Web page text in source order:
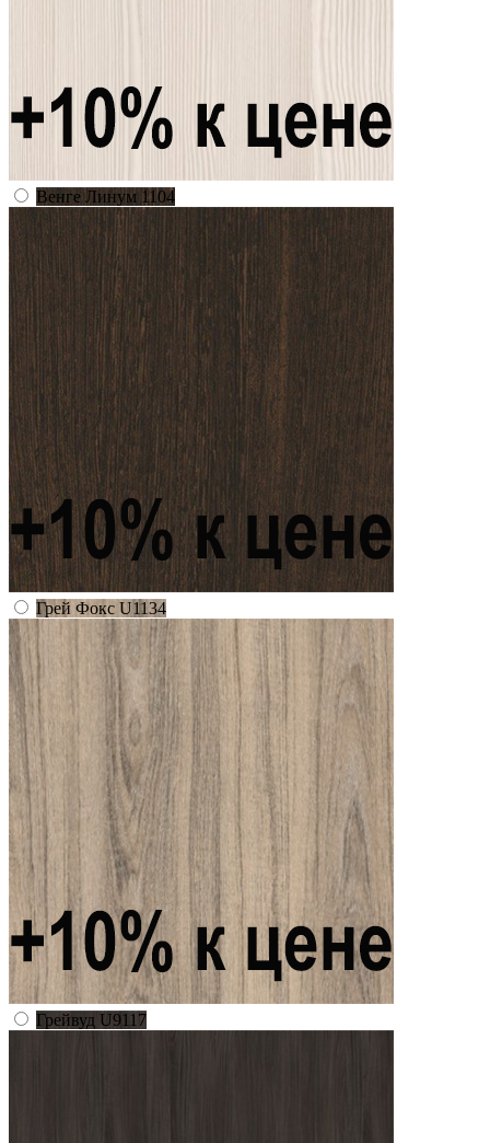
Венге Линум 1104
Грей Фокс U1134
Грейвуд U9117